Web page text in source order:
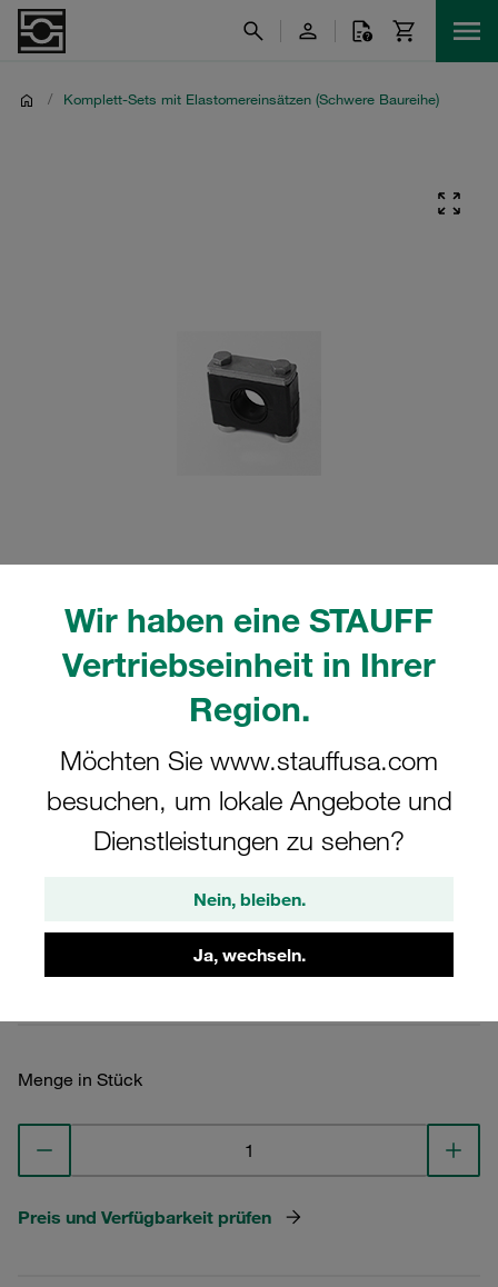
Wir haben eine STAUFF
Vertriebseinheit in Ihrer
Region.
Möchten Sie www.stauffusa.com
besuchen, um lokale Angebote und
Dienstleistungen zu sehen?
Nein, bleiben.
Ja, wechseln.
/ Komplett-Sets mit Elastomereinsätzen (Schwere Baureihe)
tatsächlichen Produkt abweichen.
5S Ø30mm Polyamid W13 Deckpl., AS-
Schraube Tragschienenmutter
GMV-5030-PA-R-DPAL-AS-M-W13
Technische Daten ansehen
Menge in Stück
Preis und Verfügbarkeit prüfen